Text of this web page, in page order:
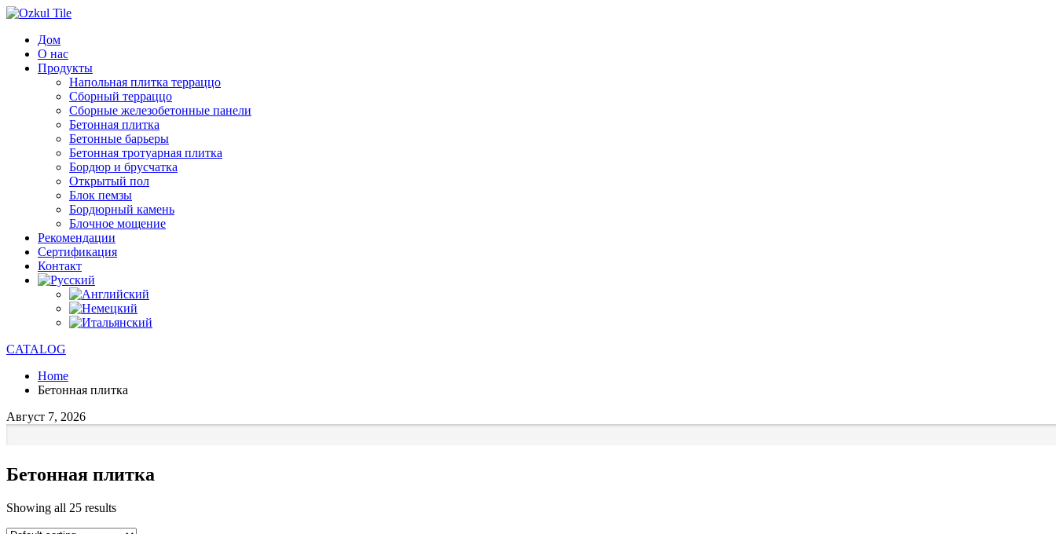
Дом
О нас
Продукты
Напольная плитка терраццо
Сборный терраццо
Сборные железобетонные панели
Бетонная плитка
Бетонные барьеры
Бетонная тротуарная плитка
Бордюр и брусчатка
Открытый пол
Блок пемзы
Бордюрный камень
Блочное мощение
Рекомендации
Сертификация
Контакт
CATALOG
Home
Бетонная плитка
Август 7, 2026
Бетонная плитка
Showing all 25 results